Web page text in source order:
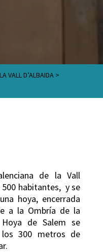
LA VALL D’ALBAIDA >
de la Vall
500 habitantes, y se
hoya, encerrada
a la Ombría de la
de Salem se
300 metros de